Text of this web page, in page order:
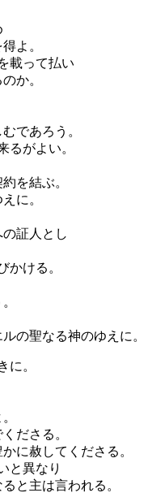
よ。
載って払い
か。
であろう。
るがよい。
を結ぶ。
に。
証人とし
かける。
の聖なる神のゆえに。
に。
ださる。
に赦してくださる。
と異なり
と主は言われる。